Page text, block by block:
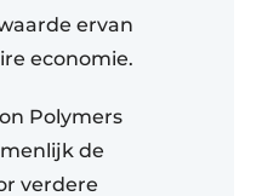
ervan
economie.
Polymers
de
verdere